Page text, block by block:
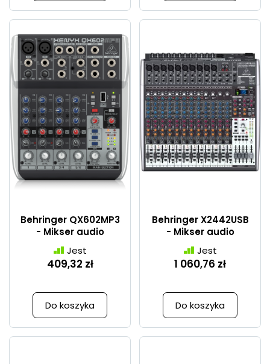
Behringer QX602MP3
- Mikser audio
Jest
409,32 zł
Do koszyka
Behringer X2442USB
- Mikser audio
Jest
1 060,76 zł
Do koszyka